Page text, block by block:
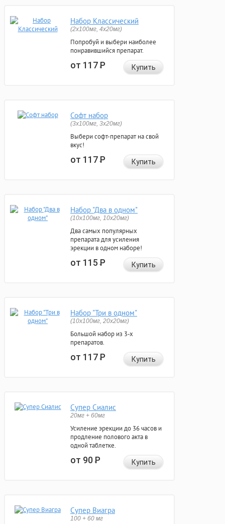
Набор Классический
(2x100мг, 4x20мг)
Попробуй и выбери наиболее
понравившийся препарат.
от 117Р Купить
Софт набор
(3x100мг, 3x20мг)
Выбери софт-препарат на свой
вкус!
от 117Р Купить
Набор "Два в одном"
(10x100мг, 10x20мг)
Два самых популярных
препарата для усиления
эрекции в одном наборе!
от 115Р Купить
Набор "Три в одном"
(10x100мг, 20x20мг)
Большой набор из 3-х
препаратов.
от 117Р Купить
Супер Сиалис
20мг + 60мг
Усиление эрекции до 36 часов и
продление полового акта в
одной таблетке.
от 90Р Купить
Супер Виагра
100 + 60 мг